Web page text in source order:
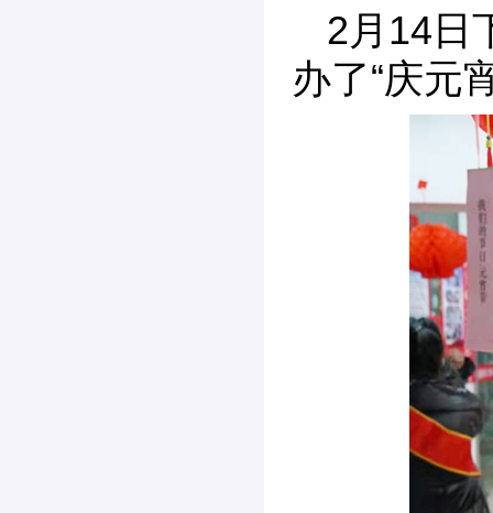
2月14日
办了“庆元